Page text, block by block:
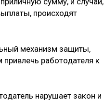
происходят
механизм защиты,
работодателя к
нарушает закон и